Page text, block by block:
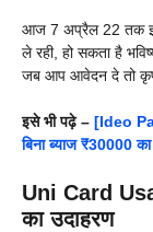
आज 7 अप्रैल 22 तक इस
ले रही, हो सकता है
जब आप आवेदन दे तो
इसे भी पढ़े – [Ideo
बिना ब्याज ₹30000
Uni Card
का उदाहरण